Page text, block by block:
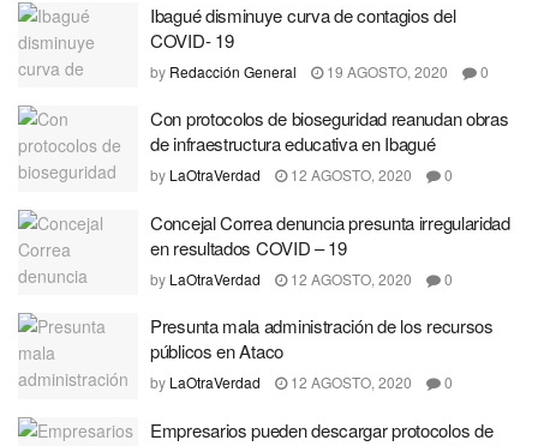
Ibagué disminuye curva de contagios del
COVID- 19
by Redacción General 19 AGOSTO, 2020 0
Con protocolos de bioseguridad reanudan obras
de infraestructura educativa en Ibagué
by LaOtraVerdad 12 AGOSTO, 2020 0
Concejal Correa denuncia presunta irregularidad
en resultados COVID – 19
by LaOtraVerdad 12 AGOSTO, 2020 0
Presunta mala administración de los recursos
públicos en Ataco
by LaOtraVerdad 12 AGOSTO, 2020 0
Empresarios pueden descargar protocolos de